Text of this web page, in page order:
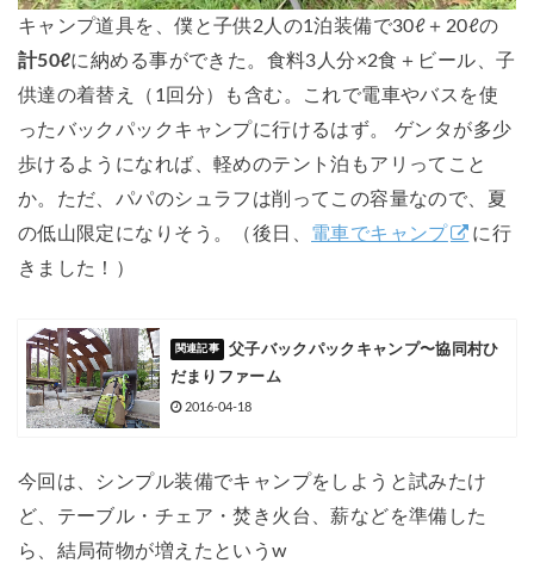
キャンプ道具を、僕と子供2人の1泊装備で30ℓ＋20ℓの
計50ℓに納める事ができた。食料3人分×2食＋ビール、子
供達の着替え（1回分）も含む。これで電車やバスを使
ったバックパックキャンプに行けるはず。 ゲンタが多少
歩けるようになれば、軽めのテント泊もアリってこと
か。ただ、パパのシュラフは削ってこの容量なので、夏
の低山限定になりそう。（後日、 電車でキャンプ
に行
きました！）
父子バックパックキャンプ〜協同村ひ
だまりファーム
2016-04-18
今回は、シンプル装備でキャンプをしようと試みたけ
ど、テーブル・チェア・焚き火台、薪などを準備した
ら、結局荷物が増えたというw